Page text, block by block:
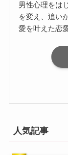
男性心理をは
を変え、追い
愛を叶えた恋
人気記事